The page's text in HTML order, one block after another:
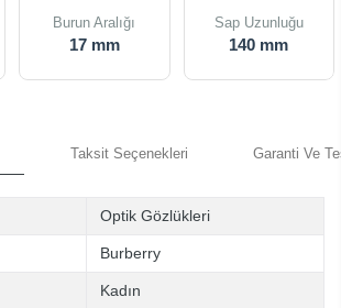
Burun Aralığı
17 mm
Sap Uzunluğu
140 mm
Taksit Seçenekleri Garanti Ve
Optik Gözlükleri
Burberry
Kadın